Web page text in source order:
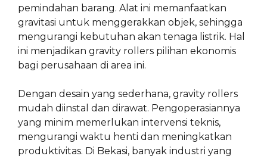
pemindahan barang. Alat ini memanfaatkan
gravitasi untuk menggerakkan objek, sehingga
mengurangi kebutuhan akan tenaga listrik. Hal
ini menjadikan gravity rollers pilihan ekonomis
bagi perusahaan di area ini.
Dengan desain yang sederhana, gravity rollers
mudah diinstal dan dirawat. Pengoperasiannya
yang minim memerlukan intervensi teknis,
mengurangi waktu henti dan meningkatkan
produktivitas. Di Bekasi, banyak industri yang